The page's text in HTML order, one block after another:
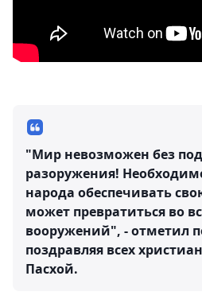
"Мир невозможен без
разоружения!
народа обеспечивать
может превратиться во
вооружений", - отметил
поздравляя всех
Пасхой.